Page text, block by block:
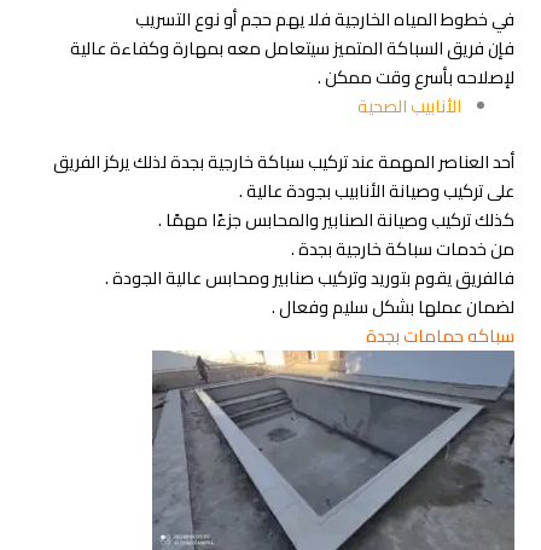
في خطوط المياه الخارجية فلا يهم حجم أو نوع التسريب
فإن فريق السباكة المتميز سيتعامل معه بمهارة وكفاءة عالية
لإصلاحه بأسرع وقت ممكن .
الأنابيب الصحية
أحد العناصر المهمة عند تركيب سباكة خارجية بجدة لذلك يركز الفريق
على تركيب وصيانة الأنابيب بجودة عالية .
كذلك تركيب وصيانة الصنابير والمحابس جزءًا مهمًا .
من خدمات سباكة خارجية بجدة .
فالفريق يقوم بتوريد وتركيب صنابير ومحابس عالية الجودة .
لضمان عملها بشكل سليم وفعال .
سباكه حمامات بجدة